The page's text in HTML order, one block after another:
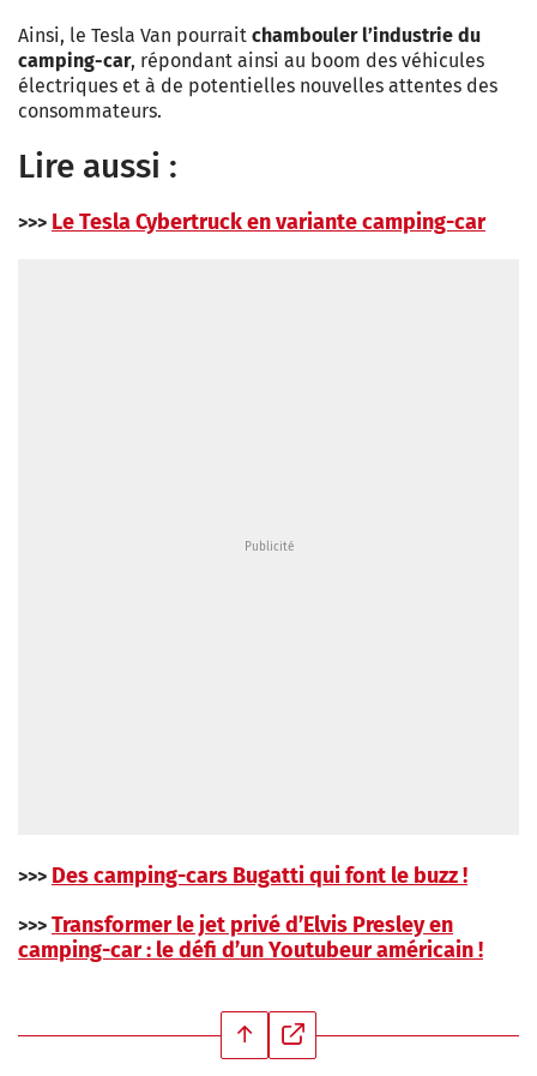
Ainsi, le Tesla Van pourrait chambouler l’industrie du
camping-car, répondant ainsi au boom des véhicules
électriques et à de potentielles nouvelles attentes des
consommateurs.
Lire aussi :
>>> Le Tesla Cybertruck en variante camping-car
>>> Des camping-cars Bugatti qui font le buzz !
>>> Transformer le jet privé d’Elvis Presley en
camping-car : le défi d’un Youtubeur américain !